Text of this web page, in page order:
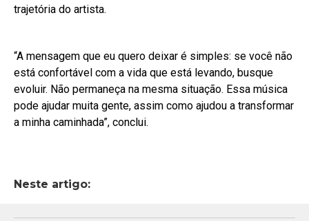
trajetória do artista.
“A mensagem que eu quero deixar é simples: se você não
está confortável com a vida que está levando, busque
evoluir. Não permaneça na mesma situação. Essa música
pode ajudar muita gente, assim como ajudou a transformar
a minha caminhada”, conclui.
Neste artigo: